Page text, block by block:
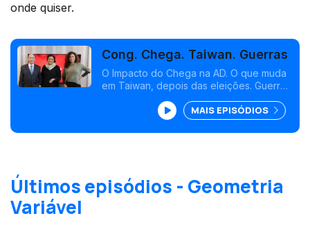
onde quiser.
Cong. Chega. Taiwan. Guerras
O Impacto do Chega na AD. O que muda
em Taiwan, depois das eleições. Guerras
MAIS EPISÓDIOS
Últimos episódios - Geometria
Variável